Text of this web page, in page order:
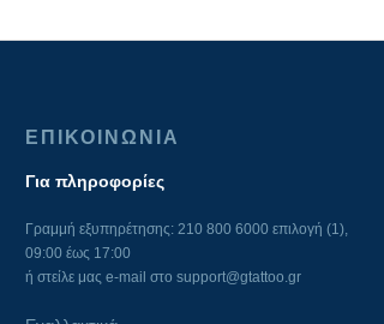
ΕΠΙΚΟΙΝΩΝΙΑ
Για πληροφορίες
Γραμμή εξυπηρέτησης: 210 800 6000 επιλογή (1),
09:00 έως 17:00
ή στείλε μας e-mail στο support@gtattoo.gr